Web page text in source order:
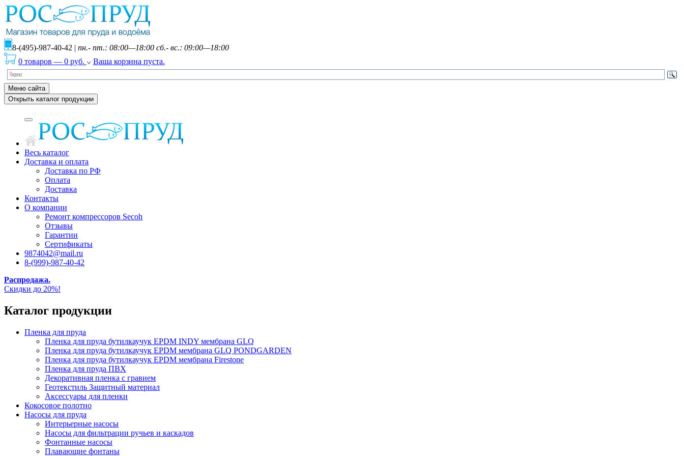
8-(495)-987-40-42 | пн.- пт.: 08:00—18:00 сб.- вс.: 09:00—18:00
0 товаров — 0 руб. Ваша корзина пуста.
Меню сайта
Открыть каталог продукции
Весь каталог
Доставка и оплата
Доставка по РФ
Оплата
Доставка
Контакты
О компании
Ремонт компрессоров Secoh
Отзывы
Гарантии
Сертификаты
9874042@mail.ru
8-(999)-987-40-42
Распродажа.
Скидки до 20%!
Каталог продукции
Пленка для пруда
Пленка для пруда бутилкаучук EPDM INDY мембрана GLQ
Пленка для пруда бутилкаучук EPDM мембрана GLQ PONDGARDEN
Пленка для пруда бутилкаучук EPDM мембрана Firestone
Пленка для пруда ПВХ
Декоративная пленка с гравием
Геотекстиль Защитный материал
Аксессуары для пленки
Кокосовое полотно
Насосы для пруда
Интерьерные насосы
Насосы для фильтрации ручьев и каскадов
Фонтанные насосы
Плавающие фонтаны